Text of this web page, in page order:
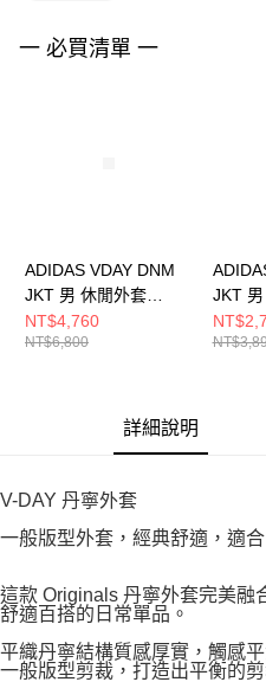
４．使用「AFTEE先享後付」時，將
一 必買清單 一
ADIDAS VDAY DNM
JKT 男 休閒外套
KT6363
NT$4,760
NT$6,800
JKT
JZ8413
詳細說明
V-DAY 丹寧外套
一般版型外套，經典舒適，適
這款 Originals 丹寧外套完美融
舒適百搭的日常單品。
平織丹寧結構質感厚實，觸感
一般版型剪裁，打造出平衡的